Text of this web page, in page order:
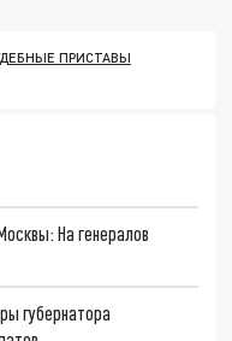
ПРИСТАВЫ
На генералов
губернатора